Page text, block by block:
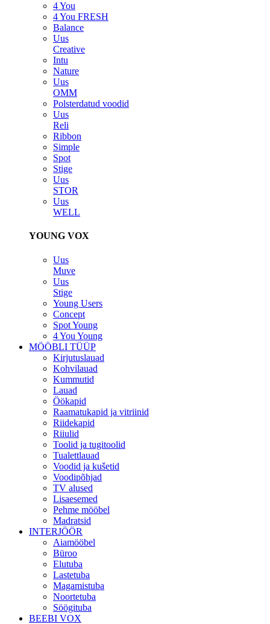
4 You
4 You FRESH
Balance
Uus
Creative
Intu
Nature
Uus
OMM
Polsterdatud voodid
Uus
Reli
Ribbon
Simple
Spot
Stige
Uus
STOR
Uus
WELL
YOUNG VOX
Uus
Muve
Uus
Stige
Young Users
Concept
Spot Young
4 You Young
MÖÖBLI TÜÜP
Kirjutuslauad
Kohvilauad
Kummutid
Lauad
Öökapid
Raamatukapid ja vitriinid
Riidekapid
Riiulid
Toolid ja tugitoolid
Tualettlauad
Voodid ja kušetid
Voodipõhjad
TV alused
Lisaesemed
Pehme mööbel
Madratsid
INTERJÖÖR
Aiamööbel
Büroo
Elutuba
Lastetuba
Magamistuba
Noortetuba
Söögituba
BEEBI VOX